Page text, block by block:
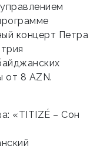
концерт Петра
от 8 AZN.
«TITIZÉ – Сон